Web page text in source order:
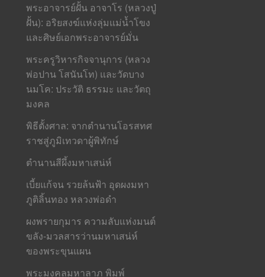
พระอาจารย์ฝั้น อาจาโร (หลวงปู่
ฝั้น): อริยสงฆ์แห่งลุ่มแม่น้ำโขง
และศิษย์เอกพระอาจารย์มั่น
พระครูวิหารกิจจานุการ (หลวง
พ่อปาน โสนันโท) และวัดบาง
นมโค: ประวัติ ธรรมะ และวัตถุ
มงคล
พิธีตั้งศาล: จากตำนานโอรสทศ
ราชสู่ภูมิเทวดาผู้พิทักษ์
ตำนานสีผึ้งมหาเสน่ห์
เบี้ยแก้จน รวยล้นฟ้า อุดผงมหา
ภูติลิ้นทอง หลวงพ่อดำ
ผงพรายกุมาร ความลับแห่งมนต์
ขลัง-มวลสารว่านมหาเสน่ห์
ของพระขุนแผน
พระมงคลมหาลาภ พิมพ์